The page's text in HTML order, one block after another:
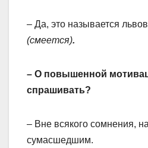
– Да, это называется
(смеется).
– О повышенной
спрашивать?
– Вне всякого сомнения,
сумасшедшим.